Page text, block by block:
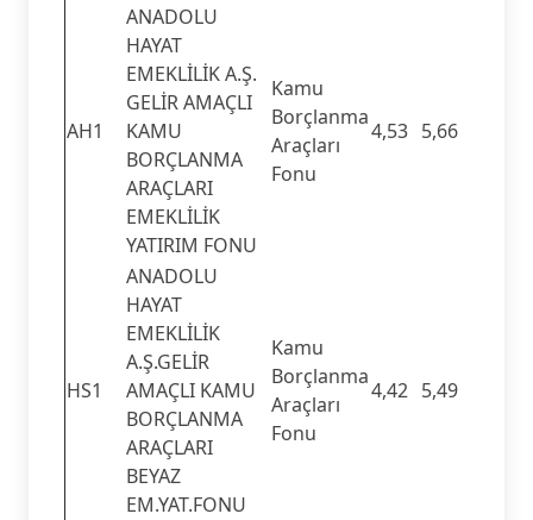
AH1
ANADOLU
HAYAT
EMEKLİLİK A.Ş.
GELİR AMAÇLI
KAMU
BORÇLANMA
ARAÇLARI
EMEKLİLİK
YATIRIM FONU
Kamu
Borçlanma
Araçları
Fonu
4,53 5,66
HS1
ANADOLU
HAYAT
EMEKLİLİK
A.Ş.GELİR
AMAÇLI KAMU
BORÇLANMA
ARAÇLARI
BEYAZ
EM.YAT.FONU
Kamu
Borçlanma
Araçları
Fonu
4,42 5,49